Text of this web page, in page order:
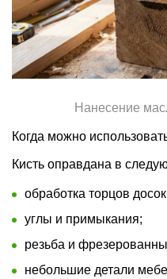
Нанесение
Когда можно
Кисть оправдана в
обработка торцов
углы и примыкания;
резьба и
небольшие детали